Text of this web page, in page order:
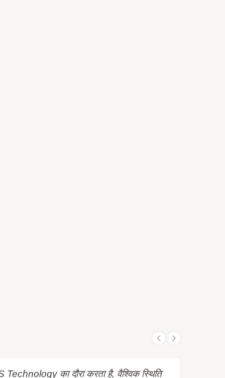
का दौरा करता है, वैश्विक स्थिति